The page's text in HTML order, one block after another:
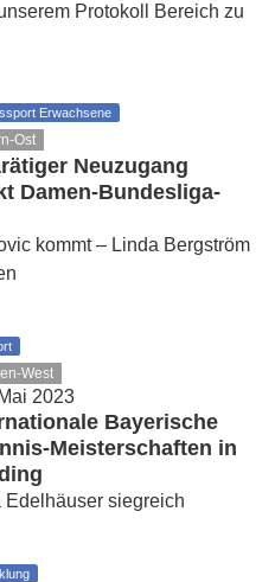
Protokoll Bereich zu
Erwachsene
Ost
Neuzugang
Damen-Bundesliga-
kommt – Linda Bergström
West
2023
Bayerische
Meisterschaften in
siegreich